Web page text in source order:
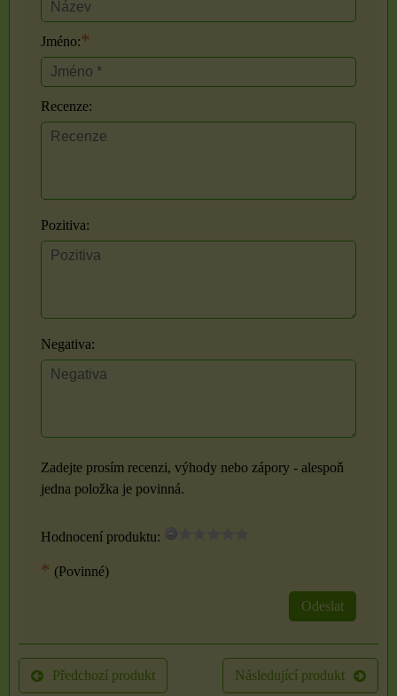
Jméno:*
Recenze:
Pozitiva:
Negativa:
Zadejte prosím recenzi, výhody nebo zápory - alespoň
jedna položka je povinná.
Hodnocení produktu:
* (Povinné)
Odeslat
Předchozí produkt Následující produkt